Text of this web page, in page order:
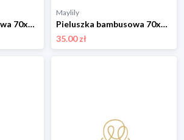
Pieluszka bambusowa 70x70 - Kamyczki róż - OUTLET
Maylily
Pieluszka bambusowa 70x70 - Żaglove - OUTLET
35.00 zł